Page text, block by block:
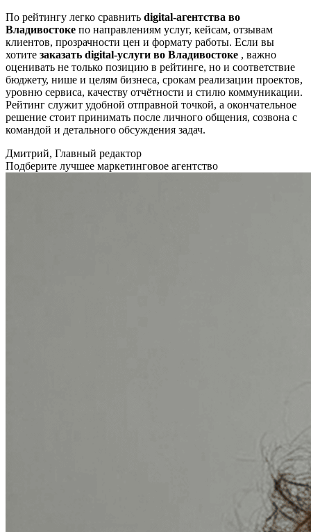
По рейтингу легко сравнить digital-агентства во
Владивостоке по направлениям услуг, кейсам, отзывам
клиентов, прозрачности цен и формату работы. Если вы
хотите заказать digital-услуги во Владивостоке , важно
оценивать не только позицию в рейтинге, но и соответствие
бюджету, нише и целям бизнеса, срокам реализации проектов,
уровню сервиса, качеству отчётности и стилю коммуникации.
Рейтинг служит удобной отправной точкой, а окончательное
решение стоит принимать после личного общения, созвона с
командой и детального обсуждения задач.
Дмитрий, Главный редактор
Подберите лучшее маркетинговое агентство